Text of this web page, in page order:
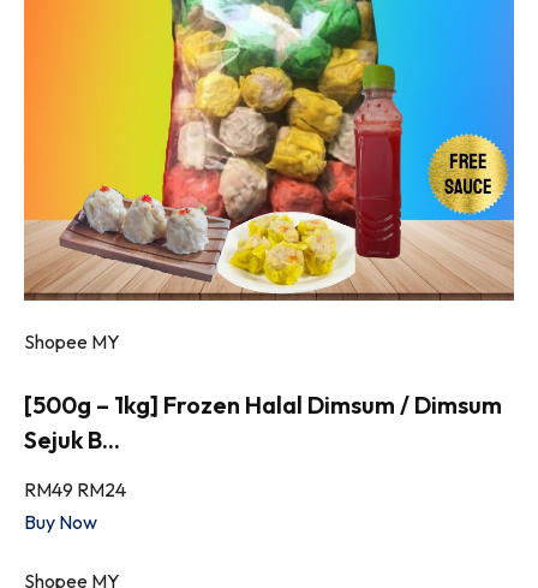
Shopee MY
[500g – 1kg] Frozen Halal Dimsum / Dimsum
Sejuk B...
RM49 RM24
Buy Now
Shopee MY